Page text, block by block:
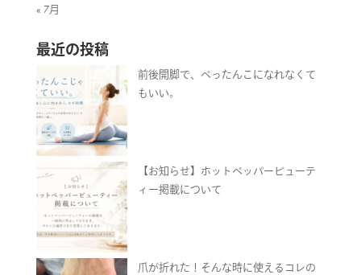
« 7月
最近の投稿
前後開脚で、ぺったんこになれなくて
もいい。
【お知らせ】ホットペッパービューテ
ィー掲載について
爪が折れた！そんな時に使えるコレの